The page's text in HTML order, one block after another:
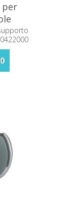
per